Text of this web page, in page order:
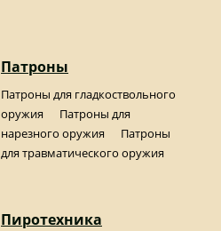
Патроны
Патроны для гладкоствольного
оружия
Патроны для
нарезного оружия
Патроны
для травматического оружия
Пиротехника